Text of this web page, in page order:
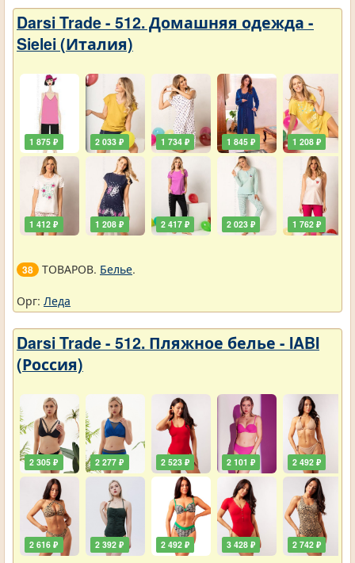
Darsi Trade - 512. Домашняя одежда -
Sielei (Италия)
1 875 ₽
1 412 ₽
2 033 ₽
1 208 ₽
1 734 ₽
2 417 ₽
1 845 ₽
2 023 ₽
1 208 ₽
1 762 ₽
38 ТОВАРОВ. Белье.
Орг: Леда
Darsi Trade - 512. Пляжное белье - IABI
(Россия)
2 305 ₽
2 616 ₽
2 277 ₽
2 392 ₽
2 523 ₽
2 492 ₽
2 101 ₽
3 428 ₽
2 492 ₽
2 742 ₽